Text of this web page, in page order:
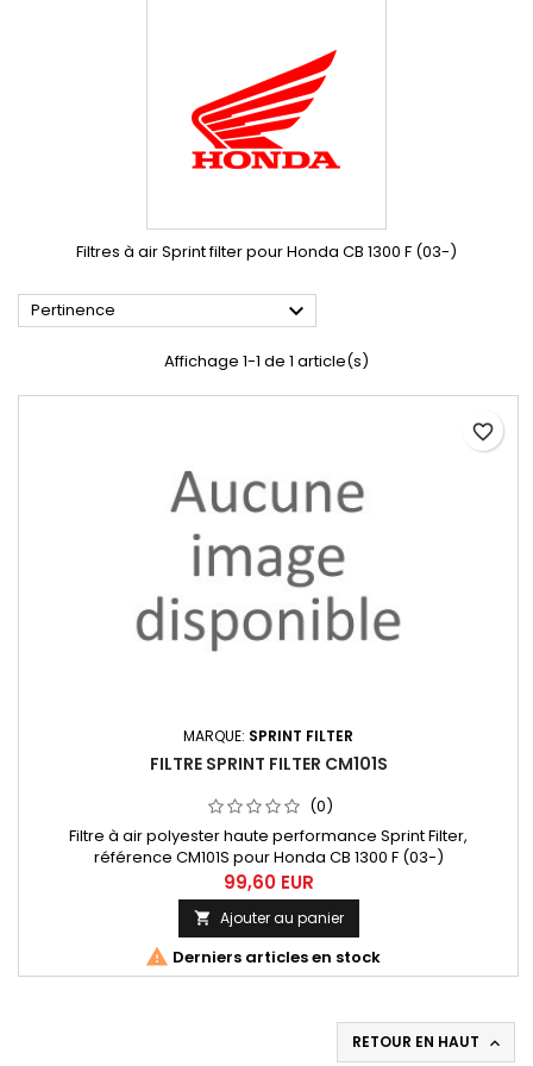
Filtres à air Sprint filter pour Honda CB 1300 F (03-)
Pertinence 
Affichage 1-1 de 1 article(s)
MARQUE: SPRINT FILTER
FILTRE SPRINT FILTER CM101S
(0)
Filtre à air polyester haute performance Sprint Filter,
référence CM101S pour Honda CB 1300 F (03-)
99,60 EUR
 Ajouter au panier
 Derniers articles en stock
favorite_border
RETOUR EN HAUT 